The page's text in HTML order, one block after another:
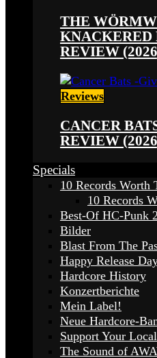
THE
KNACKERED
REVIEW
Reviews
CANCER
REVIEW
Specials
10 Records Worth
10 Records
Best-Of HC-Punk
Bilder
Blast From The
Happy Release
Hardcore History
Konzertberichte
Mein Label!
Neue Hardcore-
Support Your
The Sound of